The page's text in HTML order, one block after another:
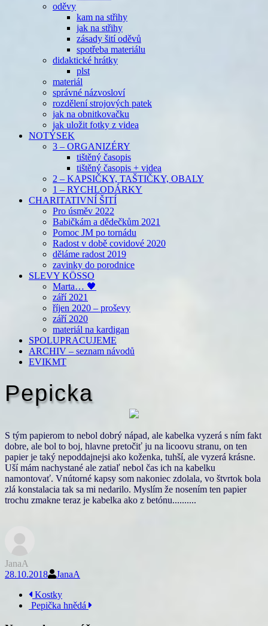
oděvy
kam na střihy
jak na střihy
zásady šití oděvů
spotřeba materiálu
didaktické hrátky
plst
materiál
správné názvosloví
rozdělení strojových patek
jak na obnitkovačku
jak uložit fotky z videa
NOTÝSEK
3 – ORGANIZÉRY
tištěný časopis
tištěný časopis + videa
2 – KAPSIČKY, TAŠTIČKY, OBALY
1 – RYCHLODÁRKY
CHARITATIVNÍ ŠITÍ
Pro úsměv 2022
Babičkám a dědečkům 2021
Pomoc JM po tornádu
Radost v době covidové 2020
děláme radost 2019
zavinky do porodnice
SLEVY KÖSSO
Marta… 🖤
září 2021
říjen 2020 – proševy
září 2020
materiál na kardigan
SPOLUPRACUJEME
ARCHIV – seznam návodů
EVIKMT
Pepicka
S tým papierom to nebol dobrý nápad, ale kabelka vyzerá s ním fakt
dobre, ale bol to boj, hlavne pretočiť ju na licoovu stranu, on ten
papier je taký nepoddajnejsi ako koženka, tuhší, ale vyzerá krásne.
Uší mám nachystané ale zatiaľ nebol čas ich na kabelku
namontovať. Vnútorné kapsy som nakoniec zdolala, vo štvrtok bola
zlá konstalacia tak sa mi nedarilo. Myslím že nosením ten papier
trochu zmakne teraz je kabelka ako z betónu..........
JanaA
28.10.2018
JanaA
Navigace
příspěvku
Kostky
Pepička hnědá